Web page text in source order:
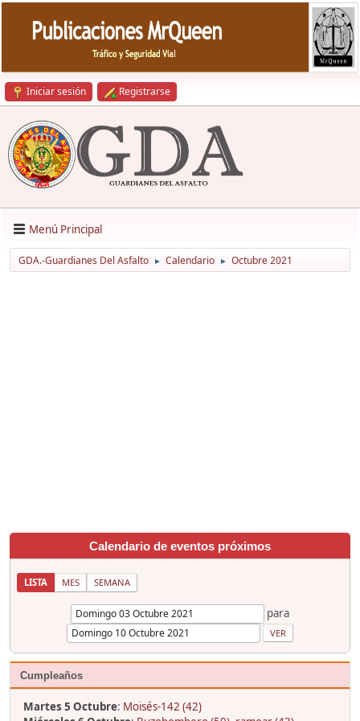
Iniciar sesión Registrarse
Menú Principal
GDA.-Guardianes Del Asfalto ► Calendario ► Octubre 2021
Calendario de eventos próximos
LISTA MES SEMANA
para
Cumpleaños
Martes 5 Octubre: Moisés-142 (42)